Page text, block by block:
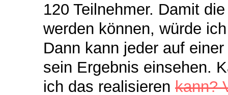
120 Teilnehmer. Damit
werden können, würde
Dann kann jeder auf
sein Ergebnis einsehen.
ich das realisieren kann?